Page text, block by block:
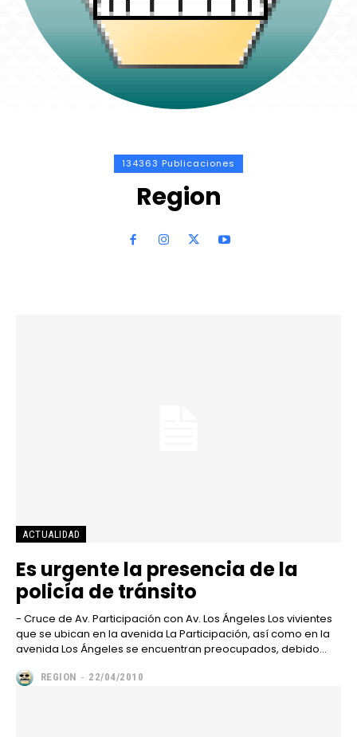
134363 Publicaciones
Region
ACTUALIDAD
Es urgente la presencia de la
policía de tránsito
- Cruce de Av. Participación con Av. Los Ángeles Los vivientes
que se ubican en la avenida La Participación, así como en la
avenida Los Ángeles se encuentran preocupados, debido...
REGION - 22/04/2010